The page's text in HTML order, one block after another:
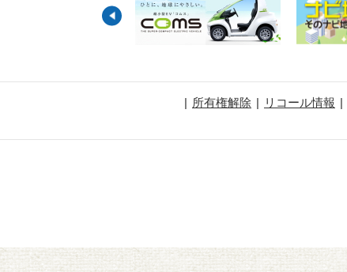
所有権解除 リコール情報